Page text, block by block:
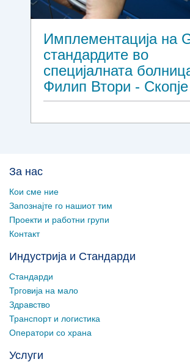
Имплементација на
стандардите во
специјалната
Филип Втори - Скопје
За нас
Кои сме ние
Запознајте го нашиот тим
Проекти и работни групи
Контакт
Индустрија и Стандарди
Стандарди
Трговија на мало
Здравство
Транспорт и логистика
Оператори со храна
Услуги